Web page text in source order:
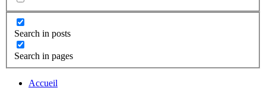
Search in posts
Search in pages
Accueil